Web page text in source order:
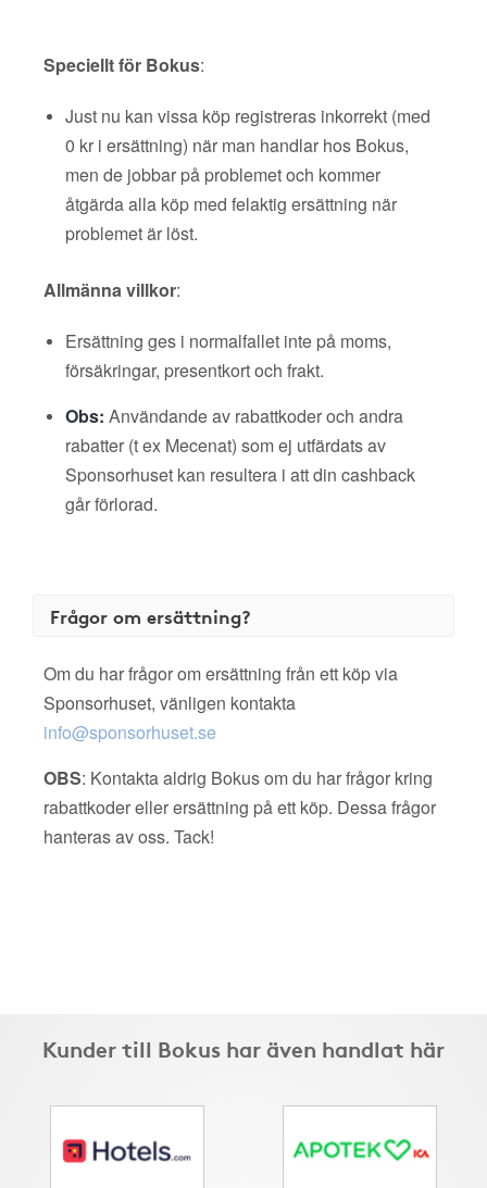
Speciellt för Bokus:
Just nu kan vissa köp registreras inkorrekt (med
0 kr i ersättning) när man handlar hos Bokus,
men de jobbar på problemet och kommer
åtgärda alla köp med felaktig ersättning när
problemet är löst.
Allmänna villkor:
Ersättning ges i normalfallet inte på moms,
försäkringar, presentkort och frakt.
Obs: Användande av rabattkoder och andra
rabatter (t ex Mecenat) som ej utfärdats av
Sponsorhuset kan resultera i att din cashback
går förlorad.
Frågor om ersättning?
Om du har frågor om ersättning från ett köp via
Sponsorhuset, vänligen kontakta
info@sponsorhuset.se
OBS: Kontakta aldrig Bokus om du har frågor kring
rabattkoder eller ersättning på ett köp. Dessa frågor
hanteras av oss. Tack!
Kunder till Bokus har även handlat här